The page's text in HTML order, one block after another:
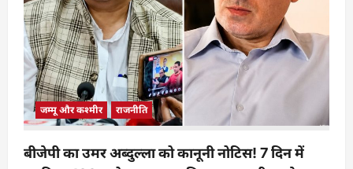
जम्मू और कश्मीर राजनीति
बीजेपी का उमर अब्दुल्ला को कानूनी नोटिस! 7 दिन में